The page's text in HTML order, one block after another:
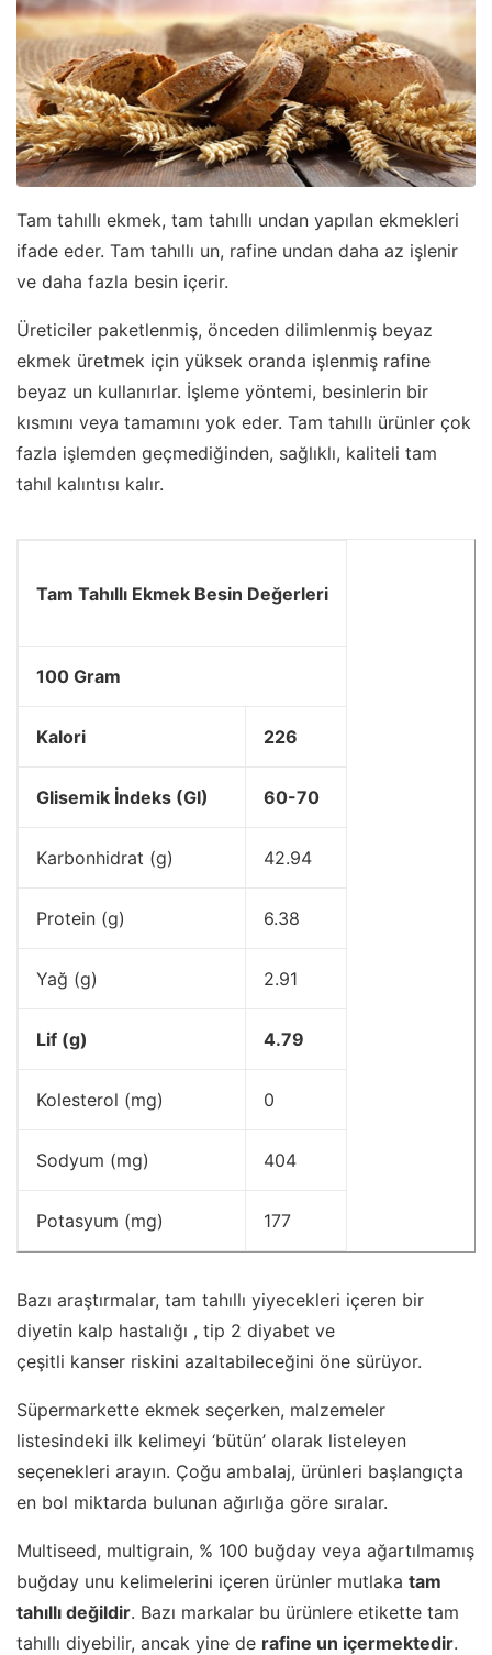
Tam tahıllı ekmek, tam tahıllı undan yapılan ekmekleri
ifade eder. Tam tahıllı un, rafine undan daha az işlenir
ve daha fazla besin içerir.
Üreticiler paketlenmiş, önceden dilimlenmiş beyaz
ekmek üretmek için yüksek oranda işlenmiş rafine
beyaz un kullanırlar. İşleme yöntemi, besinlerin bir
kısmını veya tamamını yok eder. Tam tahıllı ürünler çok
fazla işlemden geçmediğinden, sağlıklı, kaliteli tam
tahıl kalıntısı kalır.
Tam Tahıllı Ekmek Besin Değerleri
100 Gram
Kalori 226
Glisemik İndeks (GI) 60-70
Karbonhidrat (g) 42.94
Protein (g) 6.38
Yağ (g) 2.91
Lif (g) 4.79
Kolesterol (mg) 0
Sodyum (mg) 404
Potasyum (mg) 177
Bazı araştırmalar, tam tahıllı yiyecekleri içeren bir
diyetin kalp hastalığı , tip 2 diyabet ve
çeşitli kanser riskini azaltabileceğini öne sürüyor.
Süpermarkette ekmek seçerken, malzemeler
listesindeki ilk kelimeyi ‘bütün’ olarak listeleyen
seçenekleri arayın. Çoğu ambalaj, ürünleri başlangıçta
en bol miktarda bulunan ağırlığa göre sıralar.
Multiseed, multigrain, % 100 buğday veya ağartılmamış
buğday unu kelimelerini içeren ürünler mutlaka tam
tahıllı değildir. Bazı markalar bu ürünlere etikette tam
tahıllı diyebilir, ancak yine de rafine un içermektedir.